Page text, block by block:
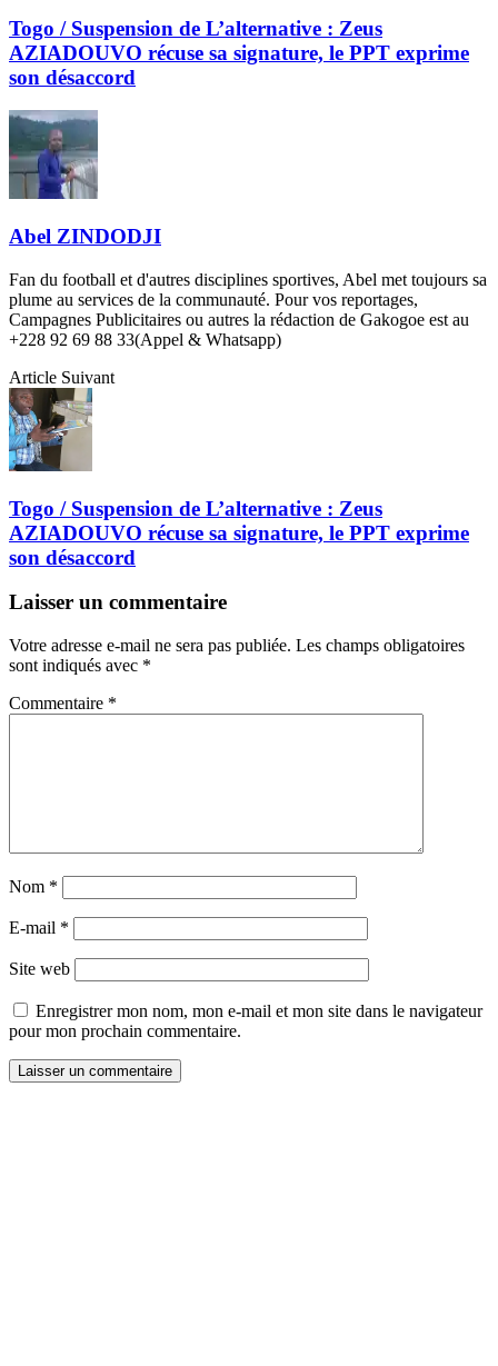
Togo / Suspension de L’alternative : Zeus
AZIADOUVO récuse sa signature, le PPT exprime
son désaccord
Abel ZINDODJI
Fan du football et d'autres disciplines sportives, Abel met toujours sa
plume au services de la communauté. Pour vos reportages,
Campagnes Publicitaires ou autres la rédaction de Gakogoe est au
+228 92 69 88 33(Appel & Whatsapp)
Article Suivant
Togo / Suspension de L’alternative : Zeus
AZIADOUVO récuse sa signature, le PPT exprime
son désaccord
Laisser un commentaire
Votre adresse e-mail ne sera pas publiée. Les champs obligatoires
sont indiqués avec *
Commentaire *
Nom *
E-mail *
Site web
Enregistrer mon nom, mon e-mail et mon site dans le navigateur
pour mon prochain commentaire.